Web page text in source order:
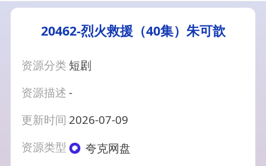
20462-烈火救援（40集）朱可歆
资源分类 短剧
资源描述-
更新时间 2026-07-09
资源类型
夸克网盘